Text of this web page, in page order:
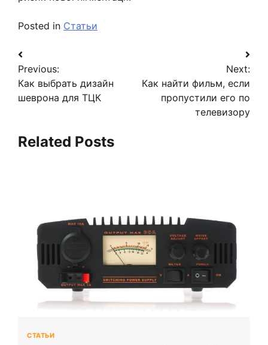
Posted in Статьи
Навигация
по
записям
Previous:
Как выбрать дизайн
шеврона для ТЦК
Next:
Как найти фильм, если
пропустили его по
телевизору
Related Posts
СТАТЬИ